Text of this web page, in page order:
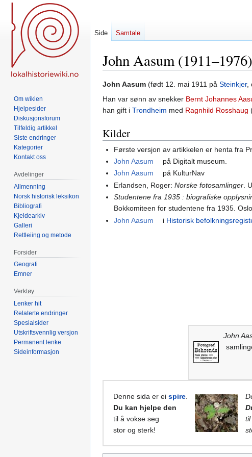
John Aasum (1911–1976)
Hopp
til
navigering
Hopp
til
søk
John Aasum (født 12. mai 1911 på Steinkjer,
Han var sønn av snekker Bernt Johannes
han gift i Trondheim med Ragnhild Rosshaug
Kilder
Første versjon av artikkelen er henta fra
John Aasum
på Digitalt museum.
John Aasum
på KulturNav
Erlandsen, Roger:Norske fotosamlinger .
Studentene fra 1935 : biografiske
Bokkomiteen for studentene fra 1935.
John Aasum
i Historisk
John
Denne sida er ei spire
Du kan hjelpe den
til å vokse seg
stor og sterk!
til
Side Samtale
Om wikien
Hjelpesider
Diskusjonsforum
Tilfeldig artikkel
Siste endringer
Kategorier
Kontakt oss
Avdelinger
Allmenning
Norsk historisk leksikon
Bibliografi
Kjeldearkiv
Galleri
Rettleiing og metode
Forsider
Geografi
Emner
Verktøy
Lenker hit
Relaterte endringer
Spesialsider
Utskriftsvennlig versjon
Permanent lenke
Sideinformasjon